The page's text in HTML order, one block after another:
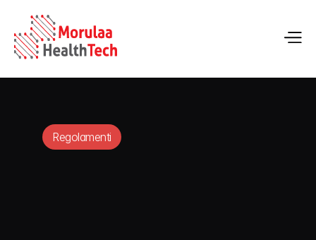
Regolamenti